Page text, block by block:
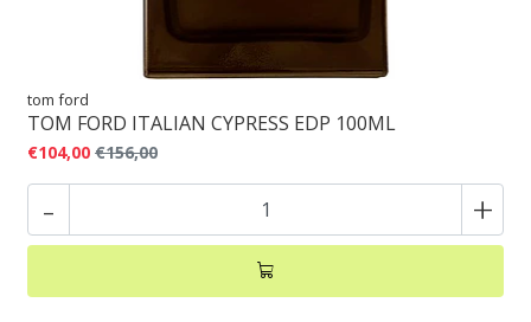
tom ford
TOM FORD ITALIAN CYPRESS EDP 100ML
€104,00 €156,00
- +